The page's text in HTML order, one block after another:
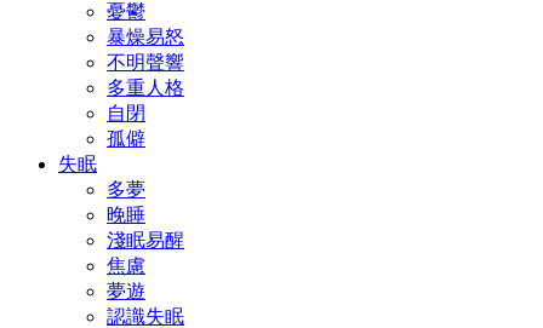
憂鬱
暴燥易怒
不明聲響
多重人格
自閉
孤僻
失眠
多夢
晚睡
淺眠易醒
焦慮
夢遊
認識失眠